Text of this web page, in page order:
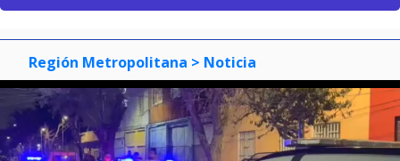
Región Metropolitana > Noticia